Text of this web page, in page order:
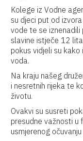
Kolege iz Vodne
su djeci put od
vode te se iznenadili
slavine istječe 12
pokus vidjeli su
voda.
Na kraju našeg
i nesretnih rijeka te
životu.
Ovakvi su susreti
presudne važnosti u
usmjerenog